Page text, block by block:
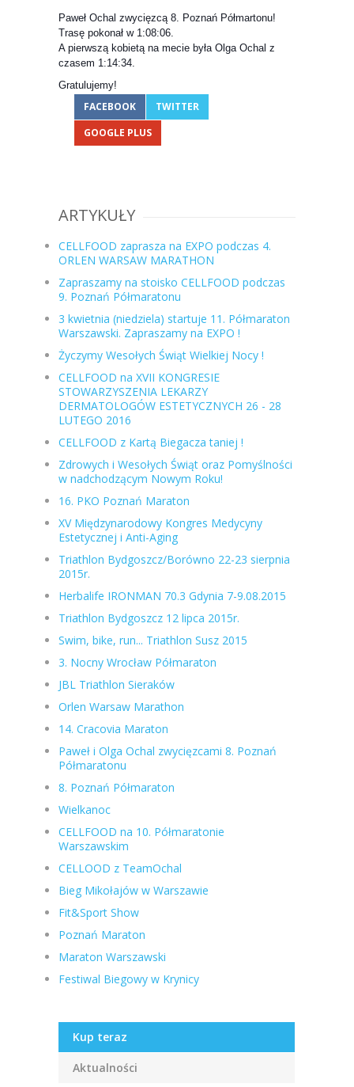
Paweł Ochal zwycięzcą 8. Poznań Półmartonu!
Trasę pokonał w 1:08:06.
A pierwszą kobietą na mecie była Olga Ochal z
czasem 1:14:34.
Gratulujemy!
FACEBOOK
TWITTER
GOOGLE PLUS
ARTYKUŁY
CELLFOOD zaprasza na EXPO podczas 4.
ORLEN WARSAW MARATHON
Zapraszamy na stoisko CELLFOOD podczas
9. Poznań Półmaratonu
3 kwietnia (niedziela) startuje 11. Półmaraton
Warszawski. Zapraszamy na EXPO !
Życzymy Wesołych Świąt Wielkiej Nocy !
CELLFOOD na XVII KONGRESIE
STOWARZYSZENIA LEKARZY
DERMATOLOGÓW ESTETYCZNYCH 26 - 28
LUTEGO 2016
CELLFOOD z Kartą Biegacza taniej !
Zdrowych i Wesołych Świąt oraz Pomyślności
w nadchodzącym Nowym Roku!
16. PKO Poznań Maraton
XV Międzynarodowy Kongres Medycyny
Estetycznej i Anti-Aging
Triathlon Bydgoszcz/Borówno 22-23 sierpnia
2015r.
Herbalife IRONMAN 70.3 Gdynia 7-9.08.2015
Triathlon Bydgoszcz 12 lipca 2015r.
Swim, bike, run... Triathlon Susz 2015
3. Nocny Wrocław Półmaraton
JBL Triathlon Sieraków
Orlen Warsaw Marathon
14. Cracovia Maraton
Paweł i Olga Ochal zwycięzcami 8. Poznań
Półmaratonu
8. Poznań Półmaraton
Wielkanoc
CELLFOOD na 10. Półmaratonie
Warszawskim
CELLOOD z TeamOchal
Bieg Mikołajów w Warszawie
Fit&Sport Show
Poznań Maraton
Maraton Warszawski
Festiwal Biegowy w Krynicy
Kup teraz
Aktualności